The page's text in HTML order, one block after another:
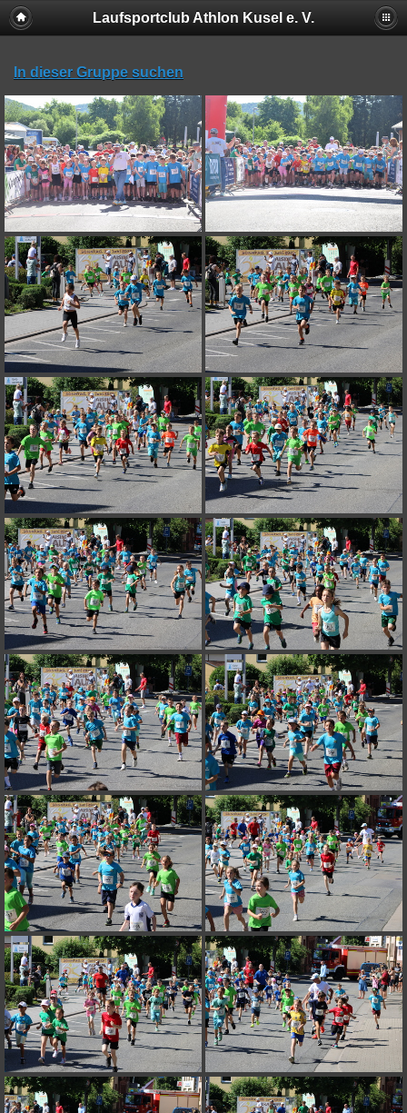
Laufsportclub Athlon Kusel e. V.
In dieser Gruppe suchen